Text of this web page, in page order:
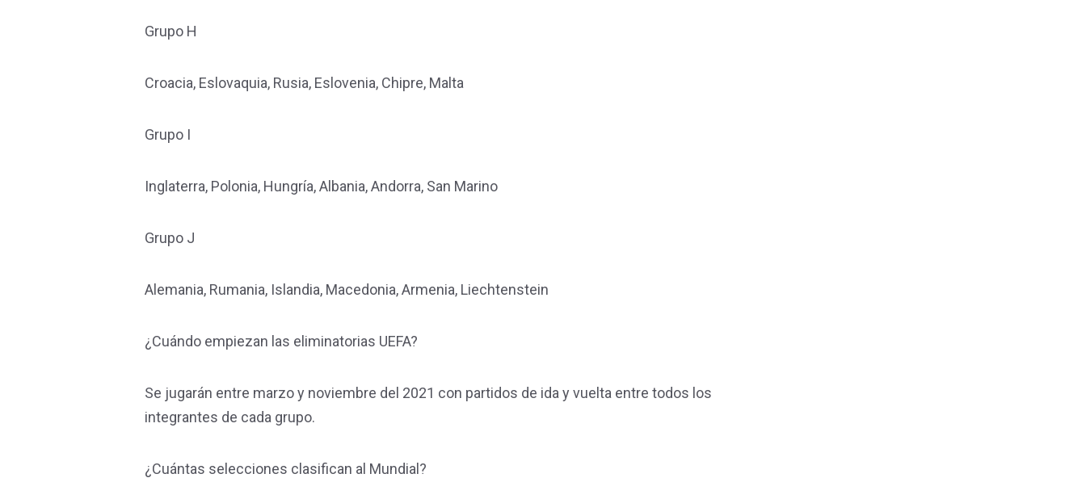
Grupo H
Croacia, Eslovaquia, Rusia, Eslovenia, Chipre, Malta
Grupo I
Inglaterra, Polonia, Hungría, Albania, Andorra, San Marino
Grupo J
Alemania, Rumania, Islandia, Macedonia, Armenia, Liechtenstein
¿Cuándo empiezan las eliminatorias UEFA?
Se jugarán entre marzo y noviembre del 2021 con partidos de ida y vuelta entre todos los
integrantes de cada grupo.
¿Cuántas selecciones clasifican al Mundial?